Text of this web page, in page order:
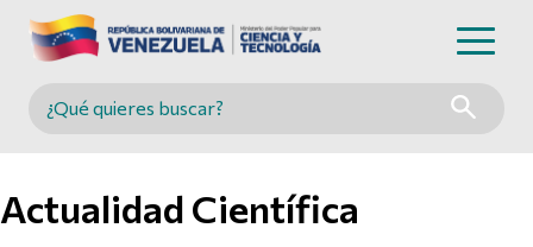
Buscar en MINCYT
Actualidad Científica